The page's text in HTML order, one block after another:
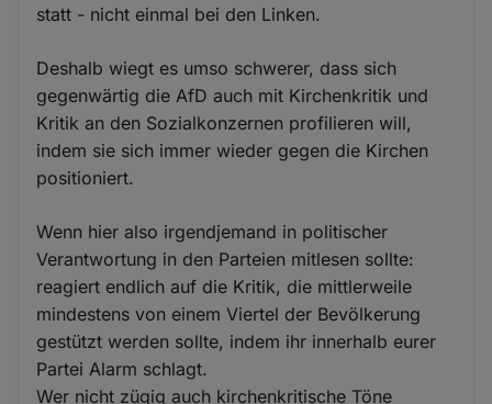
statt - nicht einmal bei den Linken.
Deshalb wiegt es umso schwerer, dass sich
gegenwärtig die AfD auch mit Kirchenkritik und
Kritik an den Sozialkonzernen profilieren will,
indem sie sich immer wieder gegen die Kirchen
positioniert.
Wenn hier also irgendjemand in politischer
Verantwortung in den Parteien mitlesen sollte:
reagiert endlich auf die Kritik, die mittlerweile
mindestens von einem Viertel der Bevölkerung
gestützt werden sollte, indem ihr innerhalb eurer
Partei Alarm schlagt.
Wer nicht zügig auch kirchenkritische Töne